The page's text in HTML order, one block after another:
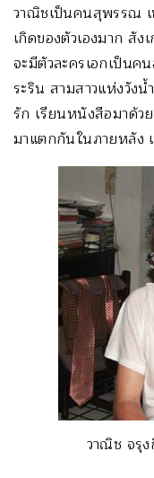
วาณิชเป็นคนสุพรรณ เ
เกิดของตัวเองมาก สัง
จะมีตัวละครเอกเป็นค
ระริน สามสาวแห่งวัง
รัก เรียนหนังสือมาด้ว
มาแตกกันในภายหลัง
วาณิช จรุ